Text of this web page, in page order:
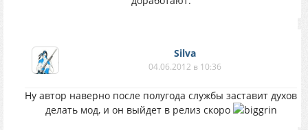
Silva
04.06.2012 в 10:36
Ну автор наверно после полугода службы заставит духов
делать мод, и он выйдет в релиз скоро